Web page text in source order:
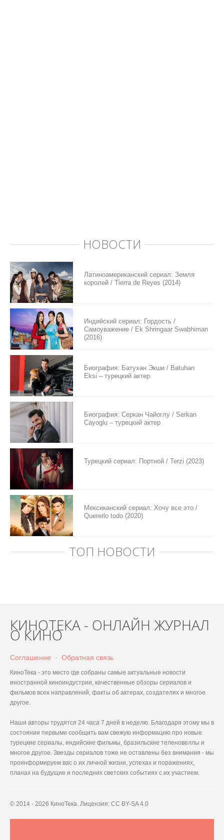
НОВОСТИ
Латиноамериканский сериал: Земля
королей / Tierra de Reyes (2014)
Индийский сериал: Гордость /
Самоуважение / Ek Shringaar Swabhiman
(2016)
Биография: Батухан Экши / Batuhan
Eksi – турецкий актер
Биография: Серкан Чайоглу / Serkan
Cayoglu – турецкий актер
Турецкий сериал: Портной / Terzi (2023)
Мексиканский сериал: Хочу все это /
Quererlo todo (2020)
ТОП НОВОСТИ
КИНОТЕКА - ОНЛАЙН ЖУРНАЛ
О КИНО
Соглашение · Обратная связь
КиноТека - это место где собраны самые актуальные новости
иностранной киноиндустрии, качественные обзоры сериалов и
фильмов всех направлений, факты об актерах, создателях и многое
другое.
Наши авторы трудятся 24 часа 7 дней в неделю. Благодаря этому мы в
состоянии первыми сообщить вам свежую информацию про новые
турецкие сериалы, индийские фильмы, бразильские теленовеллы и
многое другое. Звезды сериалов тоже не оставлены без внимания - мы
проинформируем вас о их личной жизни, успехах и поражениях,
планах на будущие и последних светских событиях с их участием.
© 2014 - 2026 КиноТека. Лицензия: CC BY-SA 4.0